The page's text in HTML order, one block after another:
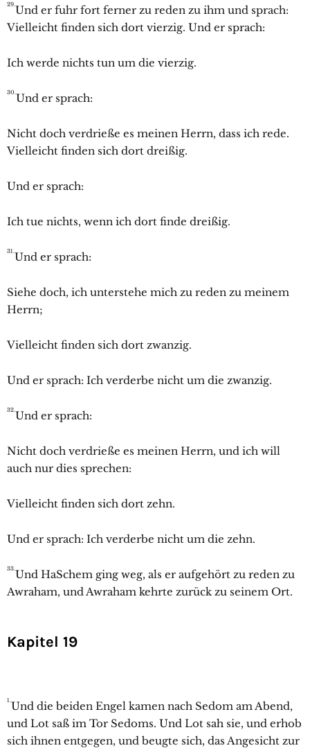
29.Und er fuhr fort ferner zu reden zu ihm und sprach:
Vielleicht finden sich dort vierzig. Und er sprach:
Ich werde nichts tun um die vierzig.
30.Und er sprach:
Nicht doch verdrieße es meinen Herrn, dass ich rede.
Vielleicht finden sich dort dreißig.
Und er sprach:
Ich tue nichts, wenn ich dort finde dreißig.
31.Und er sprach:
Siehe doch, ich unterstehe mich zu reden zu meinem
Herrn;
Vielleicht finden sich dort zwanzig.
Und er sprach: Ich verderbe nicht um die zwanzig.
32.Und er sprach:
Nicht doch verdrieße es meinen Herrn, und ich will
auch nur dies sprechen:
Vielleicht finden sich dort zehn.
Und er sprach: Ich verderbe nicht um die zehn.
33.Und HaSchem ging weg, als er aufgehört zu reden zu
Awraham, und Awraham kehrte zurück zu seinem Ort.
Kapitel 19
1.Und die beiden Engel kamen nach Sedom am Abend,
und Lot saß im Tor Sedoms. Und Lot sah sie, und erhob
sich ihnen entgegen, und beugte sich, das Angesicht zur